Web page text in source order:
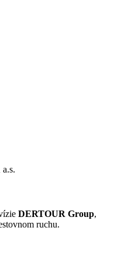
bufetu.
nápoje miestnej výroby.
vyžitie a ďalšie možnosti
športy na pláži.
DERTOUR Group,
ruchu.